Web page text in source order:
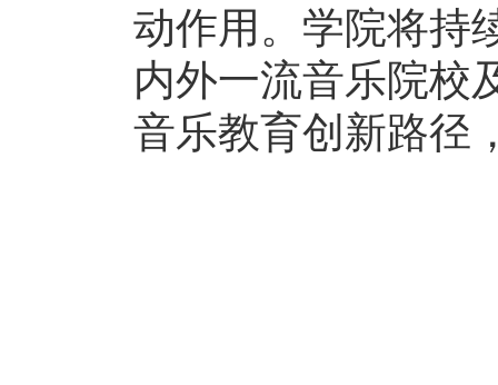
动作用。学院将持
内外一流音乐院校
音乐教育创新路径